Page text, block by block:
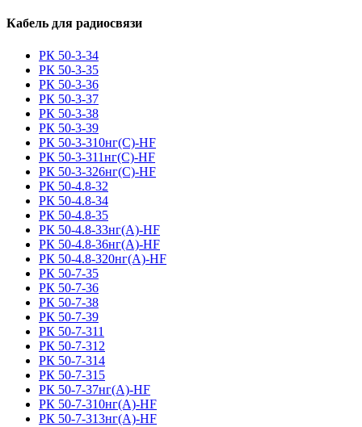
Кабель для радиосвязи
РК 50-3-34
РК 50-3-35
РК 50-3-36
РК 50-3-37
РК 50-3-38
РК 50-3-39
РК 50-3-310нг(С)-HF
РК 50-3-311нг(С)-HF
РК 50-3-326нг(С)-HF
РК 50-4.8-32
РК 50-4.8-34
РК 50-4.8-35
РК 50-4.8-33нг(A)-HF
РК 50-4.8-36нг(A)-HF
РК 50-4.8-320нг(A)-HF
РК 50-7-35
РК 50-7-36
РК 50-7-38
РК 50-7-39
РК 50-7-311
РК 50-7-312
РК 50-7-314
РК 50-7-315
РК 50-7-37нг(A)-HF
РК 50-7-310нг(A)-HF
РК 50-7-313нг(A)-HF